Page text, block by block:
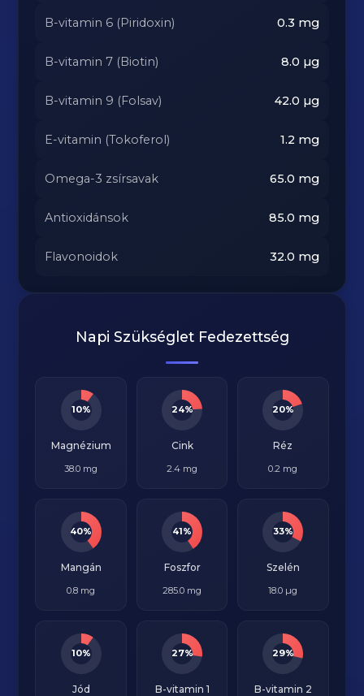
B-vitamin 6 (Piridoxin) 0.3 mg
B-vitamin 7 (Biotin) 8.0 µg
B-vitamin 9 (Folsav) 42.0 µg
E-vitamin (Tokoferol) 1.2 mg
Omega-3 zsírsavak 65.0 mg
Antioxidánsok 85.0 mg
Flavonoidok 32.0 mg
Napi Szükséglet Fedezettség
10%
Magnézium
38.0 mg
24%
Cink
2.4 mg
20%
Réz
0.2 mg
40%
Mangán
0.8 mg
41%
Foszfor
285.0 mg
33%
Szelén
18.0 µg
10%
Jód
27%
B-vitamin 1
29%
B-vitamin 2